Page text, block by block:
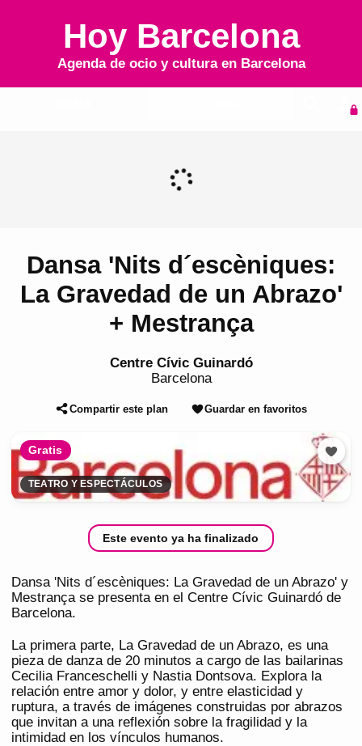
Hoy Barcelona
Agenda de ocio y cultura en Barcelona
Dansa 'Nits d´escèniques:
La Gravedad de un Abrazo'
+ Mestrança
Centre Cívic Guinardó
Barcelona
Compartir este plan Guardar en favoritos
Gratis
TEATRO Y ESPECTÁCULOS
Este evento ya ha finalizado
Dansa 'Nits d´escèniques: La Gravedad de un Abrazo' y
Mestrança se presenta en el Centre Cívic Guinardó de
Barcelona.
La primera parte, La Gravedad de un Abrazo, es una
pieza de danza de 20 minutos a cargo de las bailarinas
Cecilia Franceschelli y Nastia Dontsova. Explora la
relación entre amor y dolor, y entre elasticidad y
ruptura, a través de imágenes construidas por abrazos
que invitan a una reflexión sobre la fragilidad y la
intimidad en los vínculos humanos.